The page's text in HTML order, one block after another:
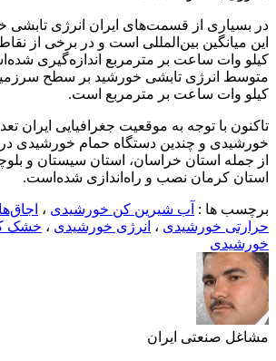
از قسمت‌های ایران انرژی تابشی خورشید
ساعت بر مترمربع اندازه‌گیری شده‌است ولی
ساعت بر مترمربع است.
توجه به موقعیت جغرافیایی ایران تعداد
و چندین دستگاه حمام خورشیدی در نقاط
خراسان، استان سیستان و بلوچستان،
نصب و راه‌اندازی شده‌است.
:آب شیرین کن خورشیدی،اجاق‌های
،انرژی خورشیدی،خشک کن
ایران